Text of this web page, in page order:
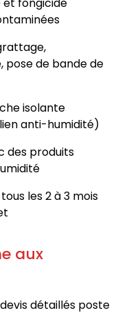
pose de bande de
isolante
anti-humidité)
des produits
les 2 à 3 mois
aux
devis détaillés poste